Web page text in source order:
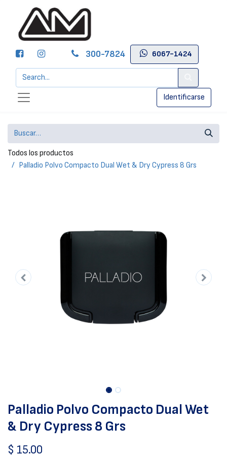
300-7824 6067-1424
Identificarse
Todos los productos
Palladio Polvo Compacto Dual Wet & Dry Cypress 8 Grs
Palladio Polvo Compacto Dual Wet
& Dry Cypress 8 Grs
$ 15.00